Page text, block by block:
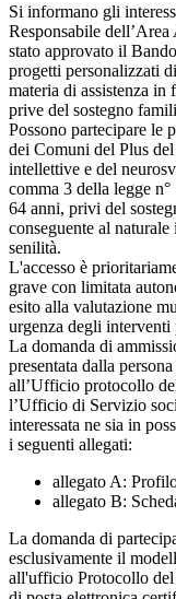
Si informano gli
Responsabile
stato approvato il
progetti personalizzati
materia di assistenza in
prive del sostegno
Possono partecipare le
dei Comuni del Plus
intellettive e del
comma 3 della legge
64 anni, privi del
conseguente al
senilità.
L'accesso è
grave con limitata
esito alla valutazione
urgenza degli interventi
La domanda di
presentata dalla
all’Ufficio protocollo
l’Ufficio di Servizio
interessata ne sia in
i seguenti allegati:
allegato A:
allegato B:
La domanda di
esclusivamente il
all'ufficio Protocollo